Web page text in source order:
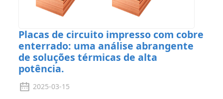
Placas de circuito impresso com cobre
enterrado: uma análise abrangente
de soluções térmicas de alta
potência.
2025-03-15